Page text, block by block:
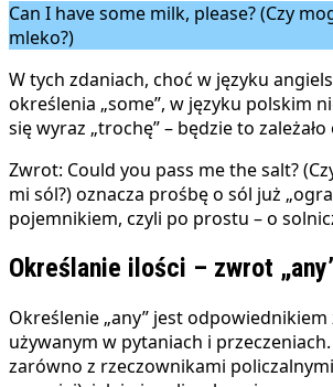
Can I have some milk, please? (Czy
mleko?)
W tych zdaniach, choć w języku
określenia „some”, w języku polskim
się wyraz „trochę” – będzie to
Zwrot: Could you pass me the salt?
mi sól?) oznacza prośbę o sól już
pojemnikiem, czyli po prostu – o
Określanie ilości – zwrot
Określenie „any” jest odpowiednikiem
używanym w pytaniach i
zarówno z rzeczownikami